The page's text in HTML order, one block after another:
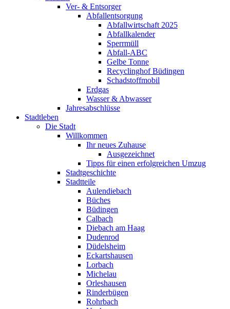
Ver- & Entsorger
Abfallentsorgung
Abfallwirtschaft 2025
Abfallkalender
Sperrmüll
Abfall-ABC
Gelbe Tonne
Recyclinghof Büdingen
Schadstoffmobil
Erdgas
Wasser & Abwasser
Jahresabschlüsse
Stadtleben
Die Stadt
Willkommen
Ihr neues Zuhause
Ausgezeichnet
Tipps für einen erfolgreichen Umzug
Stadtgeschichte
Stadtteile
Aulendiebach
Büches
Büdingen
Calbach
Diebach am Haag
Dudenrod
Düdelsheim
Eckartshausen
Lorbach
Michelau
Orleshausen
Rinderbügen
Rohrbach